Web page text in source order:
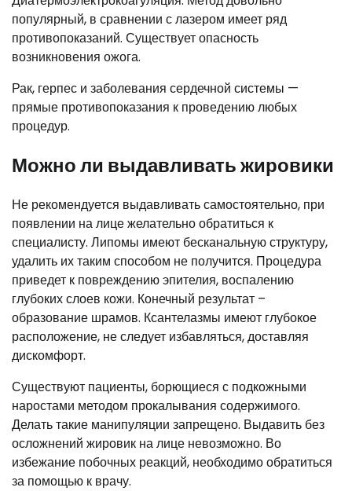
популярный, в сравнении с лазером имеет ряд
противопоказаний. Существует опасность
возникновения ожога.
Рак, герпес и заболевания сердечной системы —
прямые противопоказания к проведению любых
процедур.
Можно ли выдавливать жировики
Не рекомендуется выдавливать самостоятельно, при
появлении на лице желательно обратиться к
специалисту. Липомы имеют бесканальную структуру,
удалить их таким способом не получится. Процедура
приведет к повреждению эпителия, воспалению
глубоких слоев кожи. Конечный результат –
образование шрамов. Ксантелазмы имеют глубокое
расположение, не следует избавляться, доставляя
дискомфорт.
Существуют пациенты, борющиеся с подкожными
наростами методом прокалывания содержимого.
Делать такие манипуляции запрещено. Выдавить без
осложнений жировик на лице невозможно. Во
избежание побочных реакций, необходимо обратиться
за помощью к врачу.